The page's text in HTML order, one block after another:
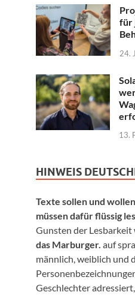
für
24.
13.
HINWEIS
Texte sollen und
müssen dafür flüssig
Gunsten der
das Marburger. auf
männlich, weiblich und
Geschlechter